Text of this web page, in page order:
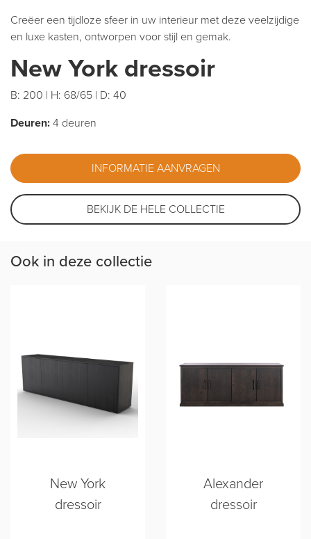
Creëer een tijdloze sfeer in uw interieur met deze veelzijdige
en luxe kasten, ontworpen voor stijl en gemak.
New York dressoir
B: 200 | H: 68/65 | D: 40
Deuren: 4 deuren
INFORMATIE AANVRAGEN
BEKIJK DE HELE COLLECTIE
Ook in deze collectie
New York
dressoir
Alexander
dressoir